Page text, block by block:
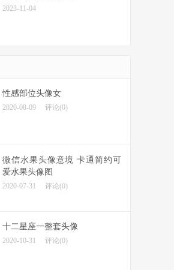
2023-11-04
性感部位头像女
2020-08-09 评论(0)
微信水果头像意境 卡通简约可
爱水果头像图
2020-07-31 评论(0)
十二星座一整套头像
2020-10-31 评论(0)